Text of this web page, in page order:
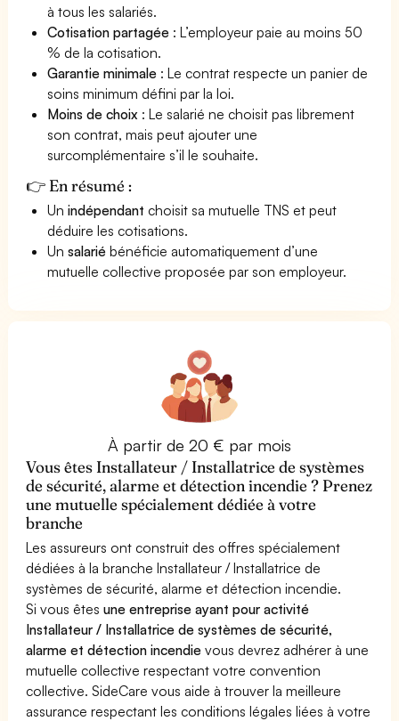
à tous les salariés.
Cotisation partagée : L’employeur paie au moins 50
% de la cotisation.
Garantie minimale : Le contrat respecte un panier de
soins minimum défini par la loi.
Moins de choix : Le salarié ne choisit pas librement
son contrat, mais peut ajouter une
surcomplémentaire s’il le souhaite.
👉 En résumé :
Unindépendant choisit sa mutuelle TNS et peut
déduire les cotisations.
Unsalarié bénéficie automatiquement d’une
mutuelle collective proposée par son employeur.
À partir de 20 € par mois
Vous êtes Installateur / Installatrice de systèmes
de sécurité, alarme et détection incendie ? Prenez
une mutuelle spécialement dédiée à votre
branche
Les assureurs ont construit des offres spécialement
dédiées à la branche Installateur / Installatrice de
systèmes de sécurité, alarme et détection incendie.
Si vous êtesune entreprise ayant pour activité
Installateur / Installatrice de systèmes de sécurité,
alarme et détection incendie vous devrez adhérer à une
mutuelle collective respectant votre convention
collective. SideCare vous aide à trouver la meilleure
assurance respectant les conditions légales liées à votre